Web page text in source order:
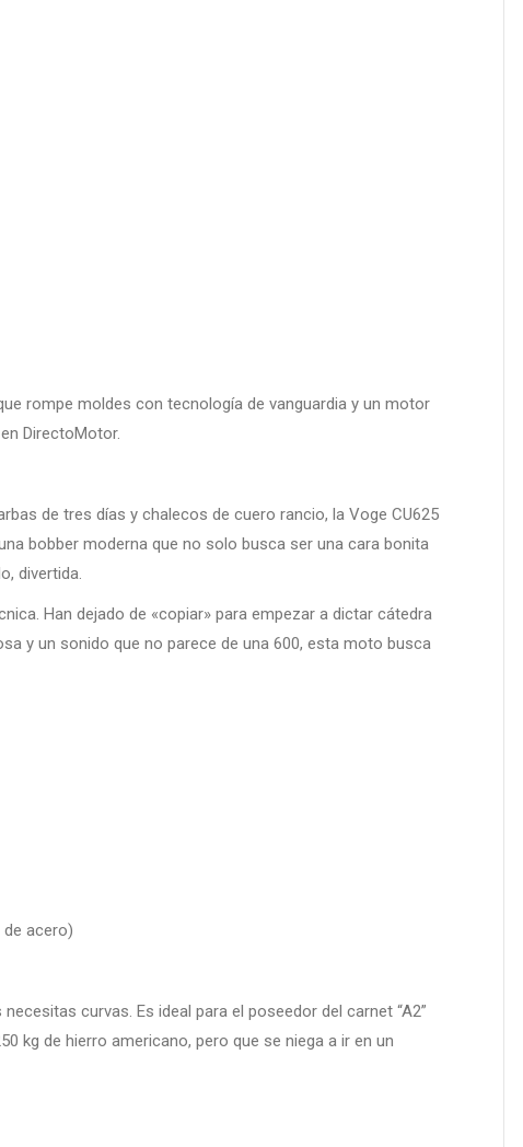
rompe moldes con tecnología de vanguardia y un motor
DirectoMotor.
de tres días y chalecos de cuero rancio, la Voge CU625
bobber moderna que no solo busca ser una cara bonita
divertida.
Han dejado de «copiar» para empezar a dictar cátedra
y un sonido que no parece de una 600, esta moto busca
acero)
curvas. Es ideal para el poseedor del carnet “A2”
kg de hierro americano, pero que se niega a ir en un